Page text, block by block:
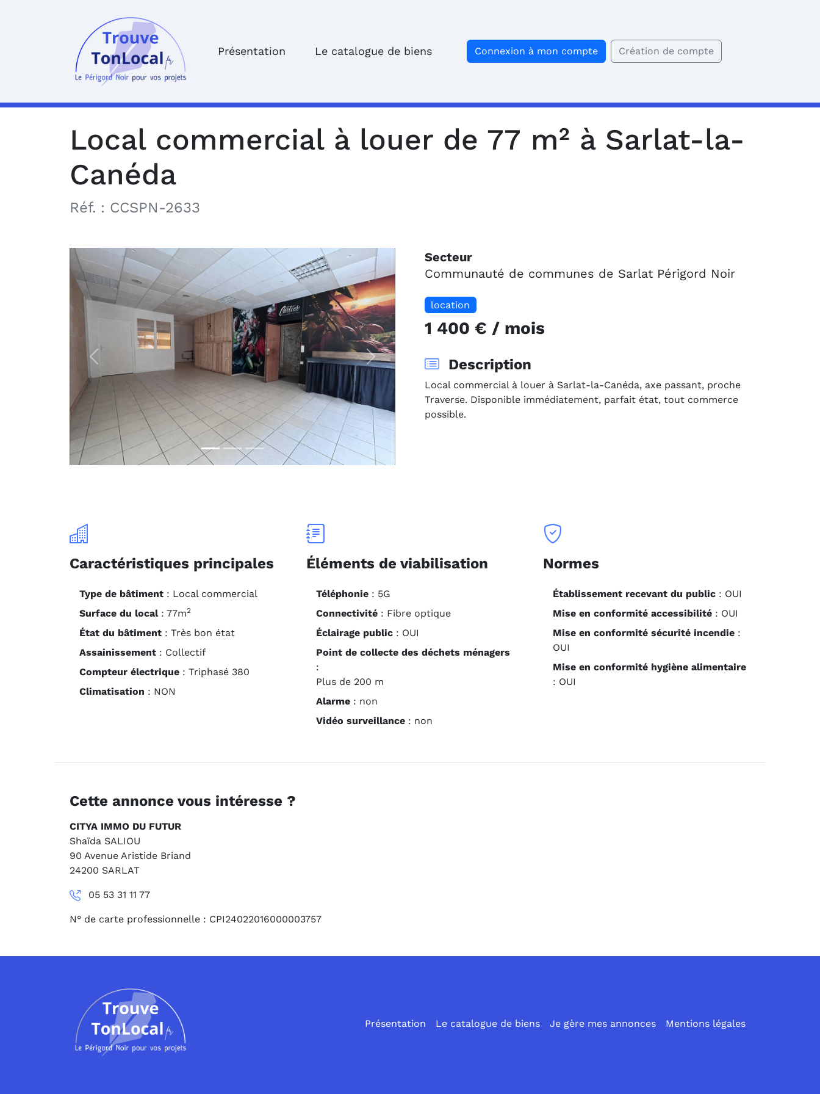
Présentation Le catalogue de biens Connexion à mon compte Création de compte
Local commercial à louer de 77 m² à Sarlat-la-
Canéda
Réf. : CCSPN-2633
Précédente Suivante
Secteur
Communauté de communes de Sarlat Périgord Noir
location
1 400 € / mois
Description
Local commercial à louer à Sarlat-la-Canéda, axe passant, proche
Traverse. Disponible immédiatement, parfait état, tout commerce
possible.
Caractéristiques principales
Type de bâtiment : Local commercial
Surface du local: 77m2
État du bâtiment : Très bon état
Assainissement : Collectif
Compteur électrique : Triphasé 380
Climatisation : NON
Éléments de viabilisation
Téléphonie : 5G
Connectivité : Fibre optique
Éclairage public : OUI
Point de collecte des déchets ménagers
:
Plus de 200 m
Alarme : non
Vidéo surveillance : non
Normes
Établissement recevant du public : OUI
Mise en conformité accessibilité : OUI
Mise en conformité sécurité incendie :
OUI
Mise en conformité hygiène alimentaire
: OUI
Cette annonce vous intéresse ?
CITYA IMMO DU FUTUR
Shaïda SALIOU
90 Avenue Aristide Briand
24200 SARLAT
05 53 31 11 77
N° de carte professionnelle : CPI24022016000003757
Présentation Le catalogue de biens Je gère mes annonces Mentions légales